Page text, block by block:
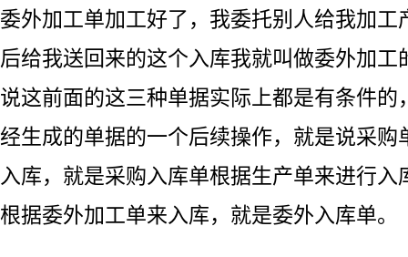
委外加工单加工好了，我委托别人给我加工
后给我送回来的这个入库我就叫做委外加工
说这前面的这三种单据实际上都是有条件的
经生成的单据的一个后续操作，就是说采购
入库，就是采购入库单根据生产单来进行入
根据委外加工单来入库，就是委外入库单。